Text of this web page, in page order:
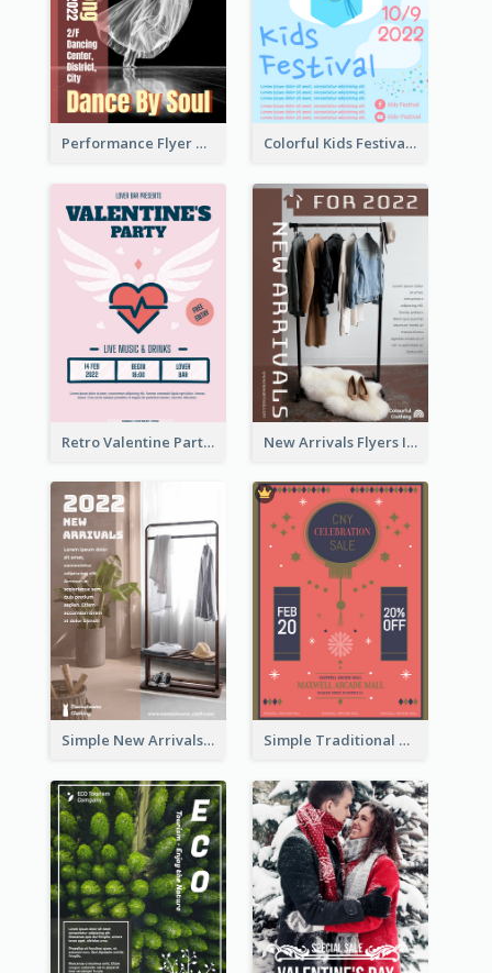
Performance Flyer With Monochrome Photo Colorful Kids Festival Flyer
Retro Valentine Party Pink Flyers Design Templates New Arrivals Flyers In In Brown Colour Tone
Simple New Arrivals Flyer For The Coming Year Simple Traditional CNY Sales Flyer Design